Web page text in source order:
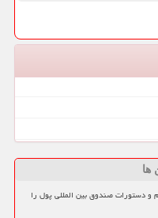
ها
و دستورات صندوق بین المللی پول را